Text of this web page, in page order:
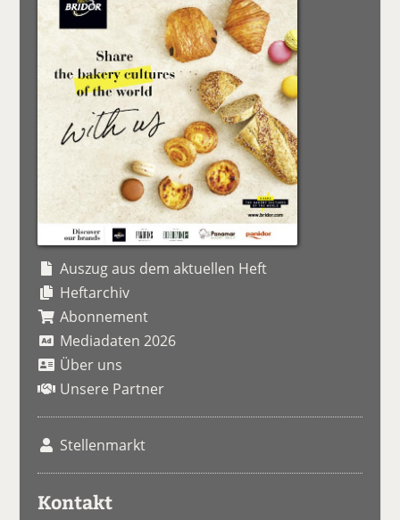
Auszug aus dem aktuellen Heft
Heftarchiv
Abonnement
Mediadaten 2026
Über uns
Unsere Partner
Stellenmarkt
Kontakt